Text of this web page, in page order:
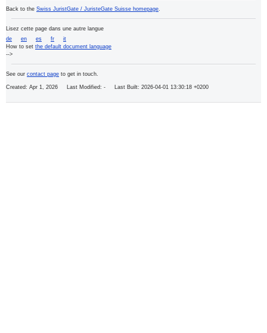
Back to the Swiss JuristGate / JuristeGate Suisse homepage
Lisez cette page dans une autre langue
de
en es fr
it
How to set the default document language
-->
See our contact page to get in touch.
Created: Apr 1, 2026 Last Modified: - Last Built: 2026-04-01 13:30:18 +0200